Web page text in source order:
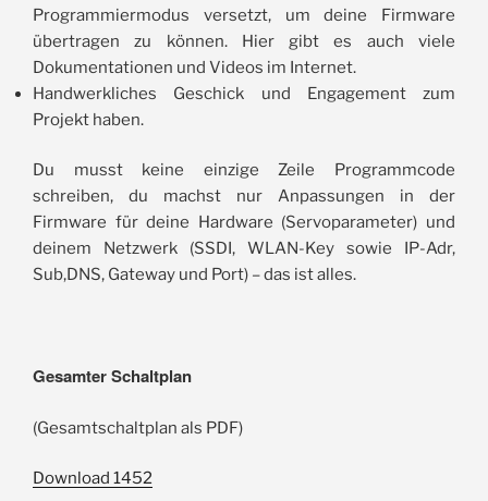
Programmiermodus versetzt, um deine Firmware
übertragen zu können. Hier gibt es auch viele
Dokumentationen und Videos im Internet.
Handwerkliches Geschick und Engagement zum
Projekt haben.
Du musst keine einzige Zeile Programmcode
schreiben, du machst nur Anpassungen in der
Firmware für deine Hardware (Servoparameter) und
deinem Netzwerk (SSDI, WLAN-Key sowie IP-Adr,
Sub,DNS, Gateway und Port) – das ist alles.
Gesamter Schaltplan
(Gesamtschaltplan als PDF)
Download 1452